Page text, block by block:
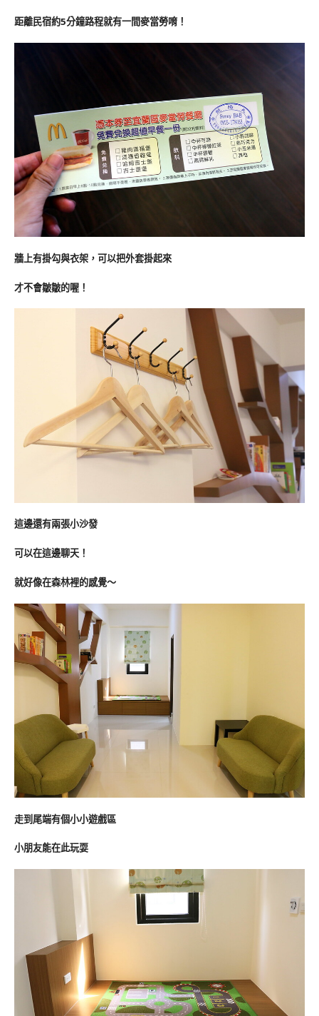
距離民宿約5分鐘路程就有一間麥當勞唷！
牆上有掛勾與衣架，可以把外套掛起來
才不會皺皺的喔！
這邊還有兩張小沙發
可以在這邊聊天！
就好像在森林裡的感覺～
走到尾端有個小小遊戲區
小朋友能在此玩耍